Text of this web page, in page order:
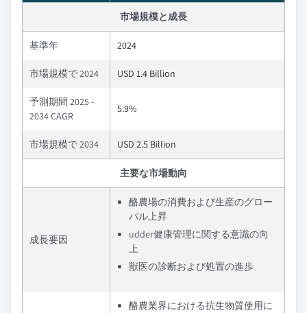
市場規模と成長
基準年 2024
市場規模で 2024 USD 1.4 Billion
予測期間 2025 -
2034 CAGR
5.9%
市場規模で 2034 USD 2.5 Billion
主要な市場動向
成長要因
酪農場の消費および生産のグロー
バル上昇
udder健康管理に関する意識の向
上
獣医の診断および処置の進歩
酪農業界における抗生物質使用に